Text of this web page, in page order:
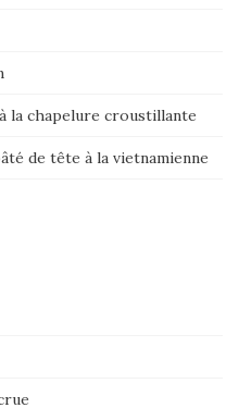
la chapelure croustillante
de tête à la vietnamienne